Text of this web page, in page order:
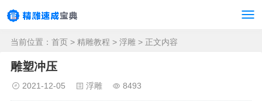
当前位置： 首页 > 精雕教程 > 浮雕 > 正文内容
雕塑冲压
2021-12-05 浮雕 8493